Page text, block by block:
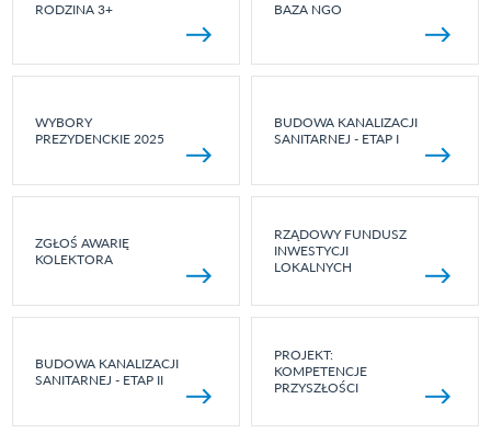
RODZINA 3+ BAZA NGO
WYBORY
PREZYDENCKIE 2025
BUDOWA KANALIZACJI
SANITARNEJ - ETAP I
ZGŁOŚ AWARIĘ
KOLEKTORA
RZĄDOWY FUNDUSZ
INWESTYCJI
LOKALNYCH
BUDOWA KANALIZACJI
SANITARNEJ - ETAP II
PROJEKT:
KOMPETENCJE
PRZYSZŁOŚCI